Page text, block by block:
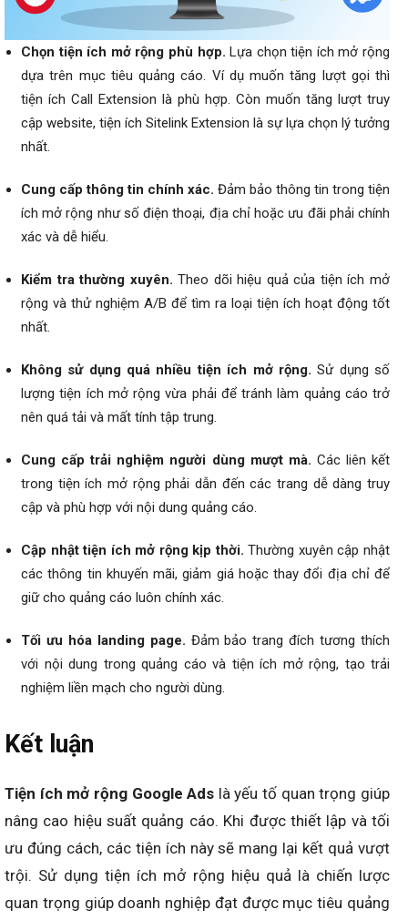
Chọn tiện ích mở rộng phù hợp.Lựa chọn tiện ích mở rộng
dựa trên mục tiêu quảng cáo. Ví dụ muốn tăng lượt gọi thì
tiện ích Call Extension là phù hợp. Còn muốn tăng lượt truy
cập website, tiện ích Sitelink Extension là sự lựa chọn lý tưởng
nhất.
Cung cấp thông tin chính xác. Đảm bảo thông tin trong tiện
ích mở rộng như số điện thoại, địa chỉ hoặc ưu đãi phải chính
xác và dễ hiểu.
Kiểm tra thường xuyên. Theo dõi hiệu quả của tiện ích mở
rộng và thử nghiệm A/B để tìm ra loại tiện ích hoạt động tốt
nhất.
Không sử dụng quá nhiều tiện ích mở rộng. Sử dụng số
lượng tiện ích mở rộng vừa phải để tránh làm quảng cáo trở
nên quá tải và mất tính tập trung.
Cung cấp trải nghiệm người dùng mượt mà. Các liên kết
trong tiện ích mở rộng phải dẫn đến các trang dễ dàng truy
cập và phù hợp với nội dung quảng cáo.
Cập nhật tiện ích mở rộng kịp thời. Thường xuyên cập nhật
các thông tin khuyến mãi, giảm giá hoặc thay đổi địa chỉ để
giữ cho quảng cáo luôn chính xác.
Tối ưu hóa landing page. Đảm bảo trang đích tương thích
với nội dung trong quảng cáo và tiện ích mở rộng, tạo trải
nghiệm liền mạch cho người dùng.
Kết luận
Tiện ích mở rộng Google Ads là yếu tố quan trọng giúp
nâng cao hiệu suất quảng cáo. Khi được thiết lập và tối
ưu đúng cách, các tiện ích này sẽ mang lại kết quả vượt
trội. Sử dụng tiện ích mở rộng hiệu quả là chiến lược
quan trọng giúp doanh nghiệp đạt được mục tiêu quảng